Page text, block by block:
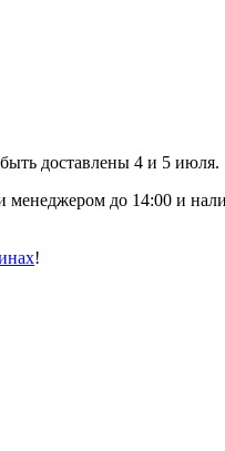
доставлены 4 и 5 июля.
до 14:00 и
!